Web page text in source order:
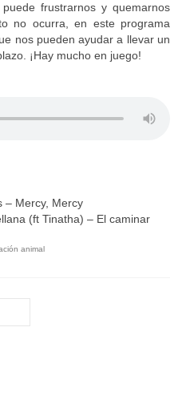
frustrarnos y quemarnos
no ocurra, en este programa
nos pueden ayudar a llevar un
¡Hay mucho en juego!
– Mercy, Mercy
(ft Tinatha) – El caminar
animal